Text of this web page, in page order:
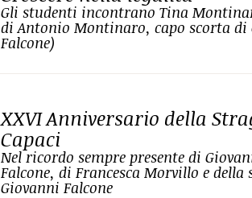
Gli studenti incontrano Tina
di Antonio Montinaro, capo scorta di
Falcone)
XXVI Anniversario della
Capaci
Nel ricordo sempre presente di
Falcone, di Francesca Morvillo e della
Giovanni Falcone